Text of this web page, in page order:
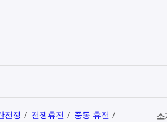
전쟁 전쟁휴전
중동 휴전
소